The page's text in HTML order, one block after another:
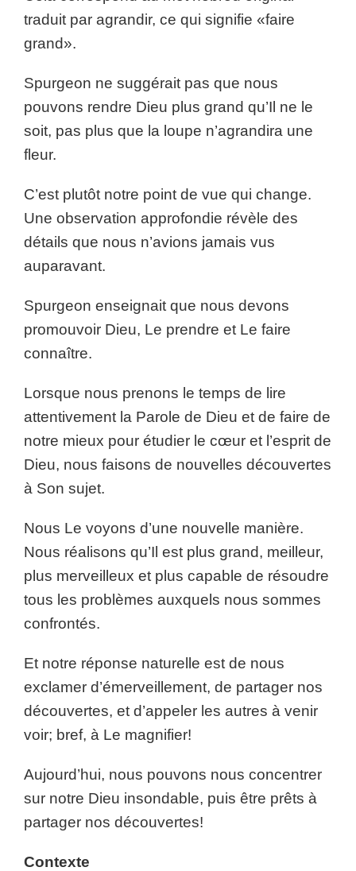
traduit par agrandir, ce qui signifie «faire
grand».
Spurgeon ne suggérait pas que nous
pouvons rendre Dieu plus grand qu’Il ne le
soit, pas plus que la loupe n’agrandira une
fleur.
C’est plutôt notre point de vue qui change.
Une observation approfondie révèle des
détails que nous n’avions jamais vus
auparavant.
Spurgeon enseignait que nous devons
promouvoir Dieu, Le prendre et Le faire
connaître.
Lorsque nous prenons le temps de lire
attentivement la Parole de Dieu et de faire de
notre mieux pour étudier le cœur et l’esprit de
Dieu, nous faisons de nouvelles découvertes
à Son sujet.
Nous Le voyons d’une nouvelle manière.
Nous réalisons qu’Il est plus grand, meilleur,
plus merveilleux et plus capable de résoudre
tous les problèmes auxquels nous sommes
confrontés.
Et notre réponse naturelle est de nous
exclamer d’émerveillement, de partager nos
découvertes, et d’appeler les autres à venir
voir; bref, à Le magnifier!
Aujourd’hui, nous pouvons nous concentrer
sur notre Dieu insondable, puis être prêts à
partager nos découvertes!
Contexte